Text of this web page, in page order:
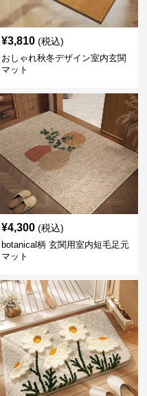
¥3,810 (税込)
おしゃれ秋冬デザイン室内玄関
マット
¥4,300 (税込)
botanical柄 玄関用室内短毛足元
マット